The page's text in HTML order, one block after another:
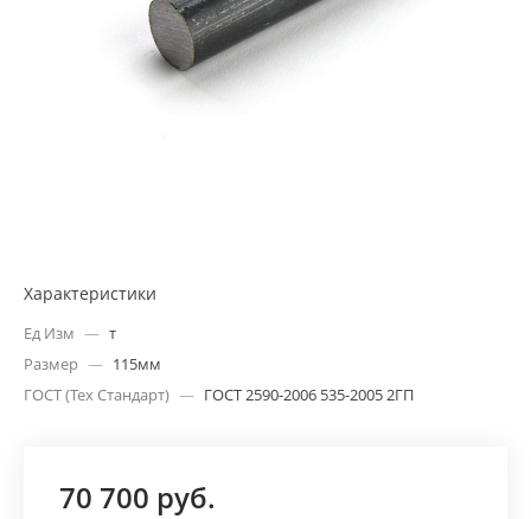
Характеристики
Ед Изм — т
Размер — 115мм
ГОСТ (Тех Стандарт) — ГОСТ 2590-2006 535-2005 2ГП
70 700 руб.